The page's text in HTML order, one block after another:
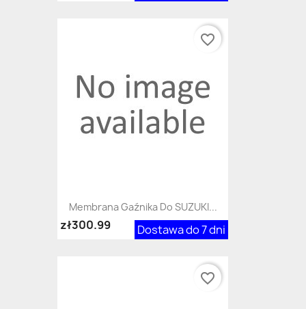
Membrana Gaźnika Do SUZUKI...
Dostawa do 7 dni
zł300.99
favorite_border
favorite_border